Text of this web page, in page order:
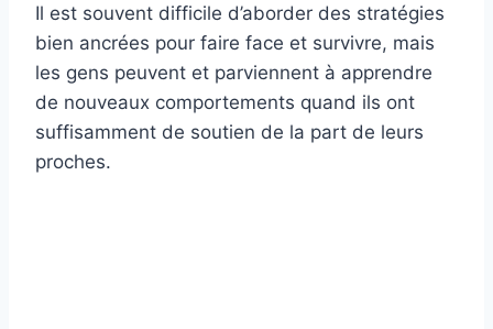
Il est souvent difficile d’aborder des stratégies
bien ancrées pour faire face et survivre, mais
les gens peuvent et parviennent à apprendre
de nouveaux comportements quand ils ont
suffisamment de soutien de la part de leurs
proches.